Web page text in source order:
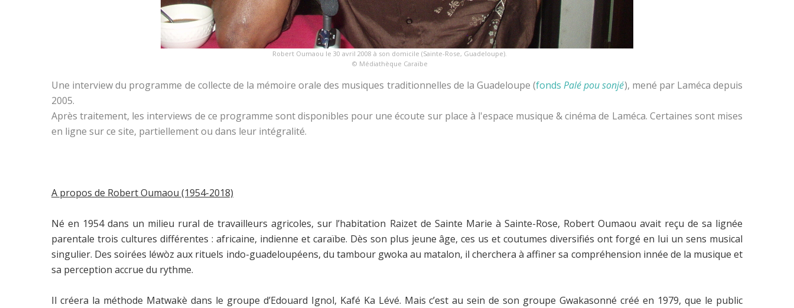
Robert Oumaou le 30 avril 2008 à son domicile (Sainte-Rose, Guadeloupe).
© Médiathèque Caraïbe
Une interview du programme de collecte de la mémoire orale des musiques traditionnelles de la Guadeloupe (fondsPalé pou sonjé), mené par Laméca depuis
2005.
Après traitement, les interviews de ce programme sont disponibles pour une écoute sur place à l'espace musique & cinéma de Laméca. Certaines sont mises
en ligne sur ce site, partiellement ou dans leur intégralité.
A propos de Robert Oumaou (1954-2018)
Né en 1954 dans un milieu rural de travailleurs agricoles, sur l’habitation Raizet de Sainte Marie à Sainte-Rose, Robert Oumaou avait reçu de sa lignée
parentale trois cultures différentes : africaine, indienne et caraïbe. Dès son plus jeune âge, ces us et coutumes diversifiés ont forgé en lui un sens musical
singulier. Des soirées léwòz aux rituels indo-guadeloupéens, du tambour gwoka au matalon, il cherchera à affiner sa compréhension innée de la musique et
sa perception accrue du rythme.
Il créera la méthode Matwakè dans le groupe d’Edouard Ignol, Kafé Ka Lévé. Mais c’est au sein de son groupe Gwakasonné créé en 1979, que le public